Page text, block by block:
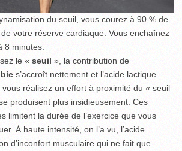
du seuil, vous courez à 90 % de
votre réserve cardiaque. Vous enchaînez
8 minutes.
le « seuil », la contribution de
s’accroît nettement et l’acide lactique
vous réalisez un effort à proximité du « seuil
produisent plus insidieusement. Ces
limitent la durée de l’exercice que vous
À haute intensité, on l’a vu, l’acide
d’inconfort musculaire qui ne fait que